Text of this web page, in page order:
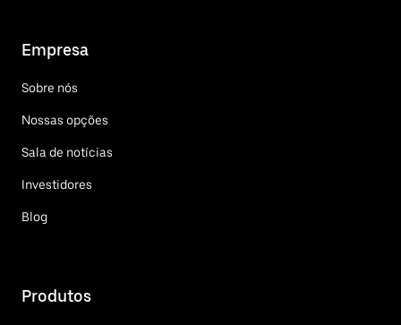
Empresa
Sobre nós
Nossas opções
Sala de notícias
Investidores
Blog
Produtos